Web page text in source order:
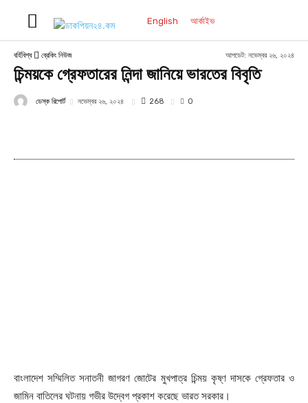
English আর্কাইভ
বর্হিবিশ্ব ব্রেকিং নিউজ আপডেট: নভেম্বর ২৬, ২০২৪
চিন্ময়কে গ্রেফতারের নিন্দা জানিয়ে ভারতের বিবৃতি
ডেস্ক রিপোর্ট নভেম্বর ২৬, ২০২৪ 268 0
বাংলাদেশ সম্মিলিত সনাতনী জাগরণ জোটের মুখপাত্র চিন্ময় কৃষ্ণ দাসকে গ্রেফতার ও
জামিন বাতিলের ঘটনায় গভীর উদ্বেগ প্রকাশ করেছে ভারত সরকার।